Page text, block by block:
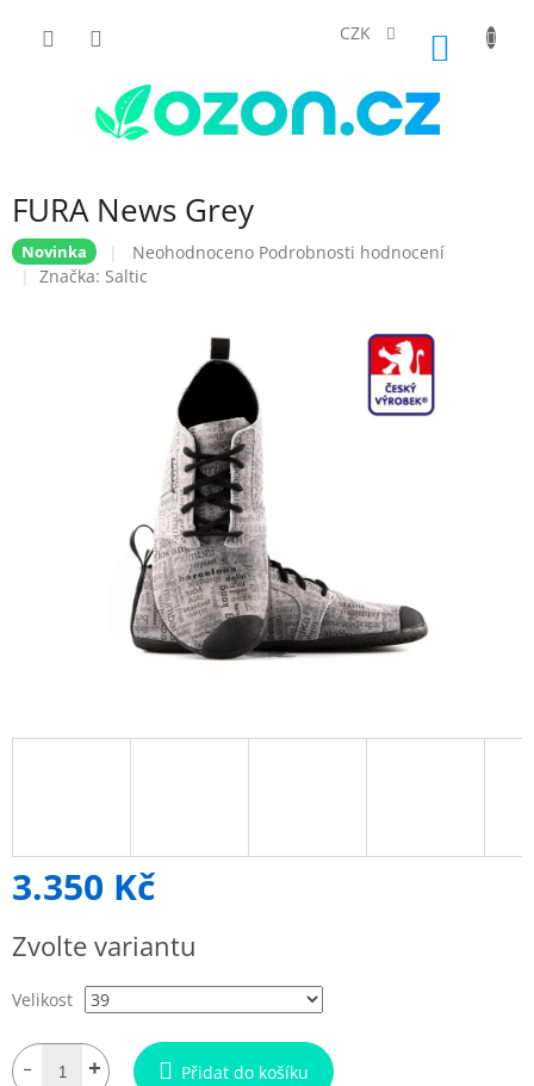
CZK
FURA News Grey
Novinka
Průměrné
hodnocení
hvězdiček.
Neohodnoceno Podrobnosti hodnocení
Značka: Saltic
3.350 Kč
cena:
Zvolte variantu
Velikost
Přidat do košíku